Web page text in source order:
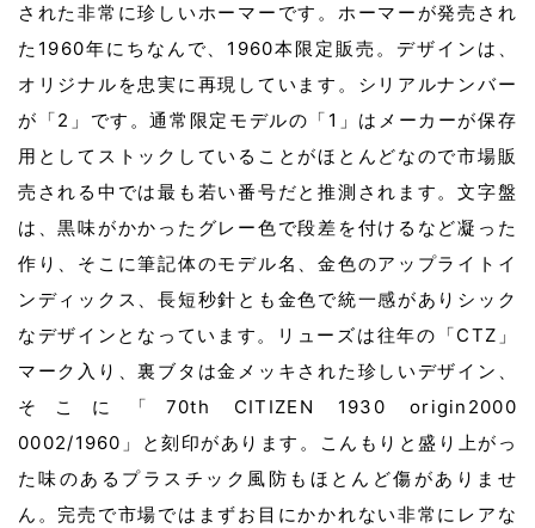
された非常に珍しいホーマーです。ホーマーが発売され
た1960年にちなんで、1960本限定販売。デザインは、
オリジナルを忠実に再現しています。シリアルナンバー
が「2」です。通常限定モデルの「1」はメーカーが保存
用としてストックしていることがほとんどなので市場販
売される中では最も若い番号だと推測されます。文字盤
は、黒味がかかったグレー色で段差を付けるなど凝った
作り、そこに筆記体のモデル名、金色のアップライトイ
ンディックス、長短秒針とも金色で統一感がありシック
なデザインとなっています。リューズは往年の「CTZ」
マーク入り、裏ブタは金メッキされた珍しいデザイン、
そこに「70th CITIZEN 1930 origin2000
0002/1960」と刻印があります。こんもりと盛り上がっ
た味のあるプラスチック風防もほとんど傷がありませ
ん。完売で市場ではまずお目にかかれない非常にレアな